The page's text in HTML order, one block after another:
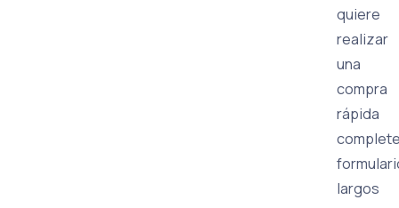
quiere
realizar
una
compra
rápida
largos